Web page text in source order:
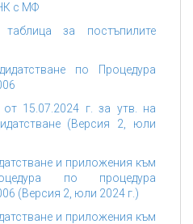
с МФ
таблица за постъпилите
по Процедура
15.07.2024 г. за утв. на
(Версия 2, юли
и приложения към
по процедура
(Версия 2, юли 2024 г.)
и приложения към